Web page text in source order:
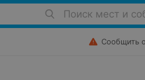
Поиск мест и
Сообщить